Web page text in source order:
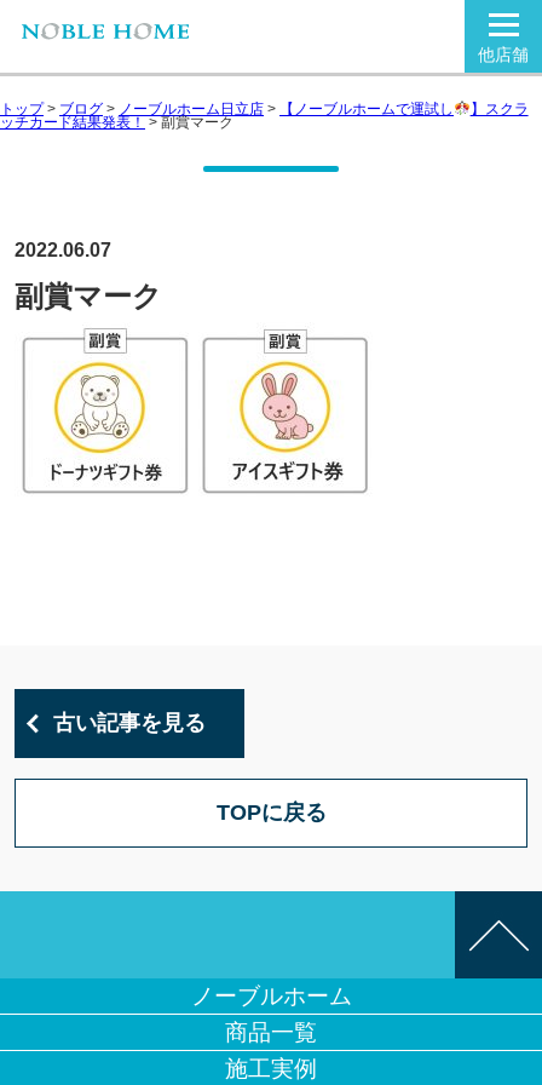
他店舗
トップ> ブログ > ノーブルホーム日立店 > 【ノーブルホームで運試し 】スクラ
ッチカード結果発表！>副賞マーク
2022.06.07
副賞マーク
古い記事を見る
TOPに戻る
ノーブルホーム
商品一覧
施工実例